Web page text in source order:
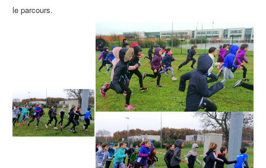
le parcours.